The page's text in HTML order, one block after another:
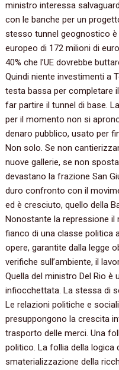
ministro interessa
con le banche per un
stesso tunnel geognostico
europeo di 172 milioni di
40% che l’UE dovrebbe
Quindi niente investimenti a
testa bassa per completare
far partire il tunnel di base.
per il momento non si
denaro pubblico, usato per
Non solo. Se non
nuove gallerie, se non
devastano la frazione San
duro confronto con il
ed è cresciuto, quello della
Nonostante la repressione il
fianco di una classe politica
opere, garantite dalla legge
verifiche sull’ambiente, il
Quella del ministro Del Rio
infiocchettata. La stessa di
Le relazioni politiche e
presuppongono la crescita
trasporto delle merci. Una
politico. La follia della
smaterializzazione della